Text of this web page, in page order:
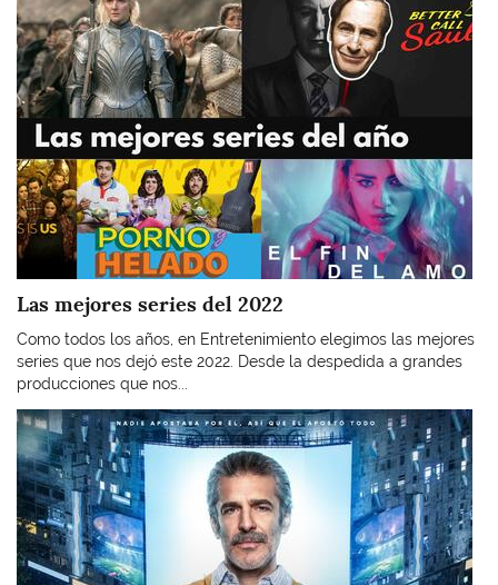
Las mejores series del 2022
Como todos los años, en Entretenimiento elegimos las mejores
series que nos dejó este 2022. Desde la despedida a grandes
producciones que nos...
Imagen